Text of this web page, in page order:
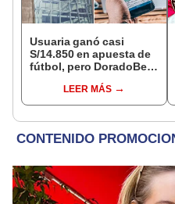
Usuaria ganó casi
S/14.850 en apuesta de
fútbol, pero DoradoBet
Indecopi multó a la
empresa con más de S/
LEER MÁS